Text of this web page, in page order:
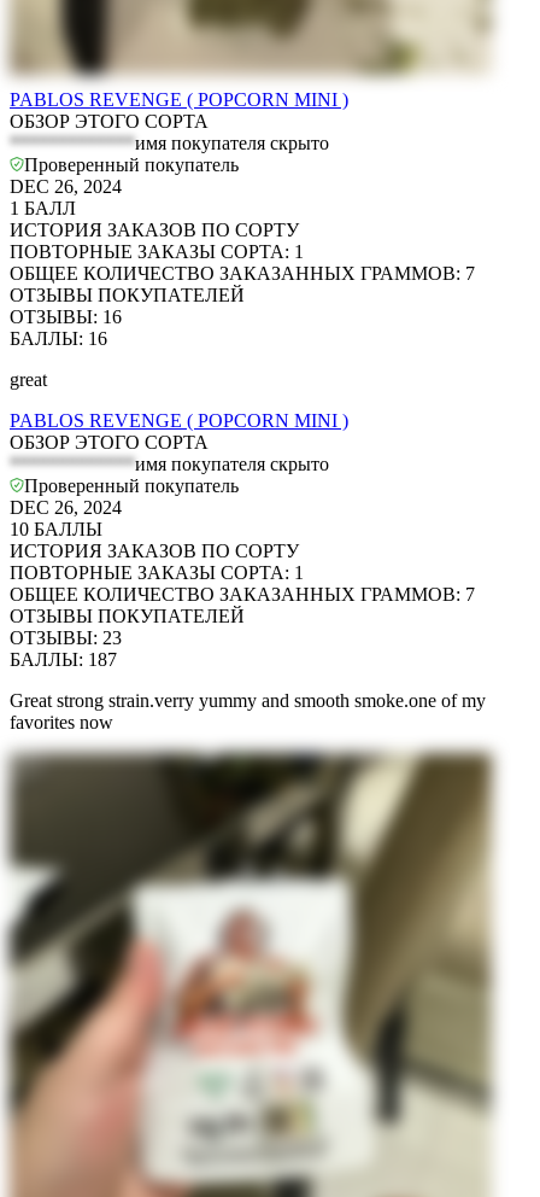
PABLOS REVENGE ( POPCORN MINI )
ОБЗОР ЭТОГО СОРТА
*************имя покупателя скрыто
Проверенный покупатель
DEC 26, 2024
1 БАЛЛ
ИСТОРИЯ ЗАКАЗОВ ПО СОРТУ
ПОВТОРНЫЕ ЗАКАЗЫ СОРТА: 1
ОБЩЕЕ КОЛИЧЕСТВО ЗАКАЗАННЫХ ГРАММОВ: 7
ОТЗЫВЫ ПОКУПАТЕЛЕЙ
ОТЗЫВЫ: 16
БАЛЛЫ: 16
great
PABLOS REVENGE ( POPCORN MINI )
ОБЗОР ЭТОГО СОРТА
*************имя покупателя скрыто
Проверенный покупатель
DEC 26, 2024
10 БАЛЛЫ
ИСТОРИЯ ЗАКАЗОВ ПО СОРТУ
ПОВТОРНЫЕ ЗАКАЗЫ СОРТА: 1
ОБЩЕЕ КОЛИЧЕСТВО ЗАКАЗАННЫХ ГРАММОВ: 7
ОТЗЫВЫ ПОКУПАТЕЛЕЙ
ОТЗЫВЫ: 23
БАЛЛЫ: 187
Great strong strain.verry yummy and smooth smoke.one of my
favorites now